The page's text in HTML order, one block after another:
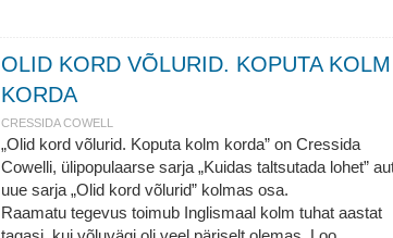
OLID KORD VÕLURID. KOPUTA KOLM
KORDA
CRESSIDA COWELL
„Olid kord võlurid. Koputa kolm korda” on Cressida
Cowelli, ülipopulaarse sarja „Kuidas taltsutada lohet”
uue sarja „Olid kord võlurid” kolmas osa.
Raamatu tegevus toimub Inglismaal kolm tuhat aastat